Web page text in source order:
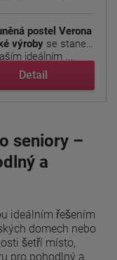
postel Verona
výrobyse stane
ideálním ...
Detail
seniory –
a
ideálním řešením
domech nebo
šetří místo,
pro pohodlný a